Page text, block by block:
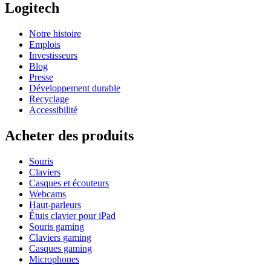
Logitech
Notre histoire
Emplois
Investisseurs
Blog
Presse
Développement durable
Recyclage
Accessibilité
Acheter des produits
Souris
Claviers
Casques et écouteurs
Webcams
Haut-parleurs
Étuis clavier pour iPad
Souris gaming
Claviers gaming
Casques gaming
Microphones